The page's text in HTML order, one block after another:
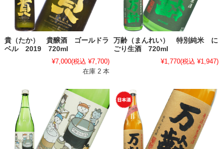
貴（たか） 貴醸酒 ゴールドラ
ベル 2019 720ml
¥7,000(税込 ¥7,700)
在庫 2 本
万齢（まんれい） 特別純米 に
ごり生酒 720ml
¥1,770(税込 ¥1,947)